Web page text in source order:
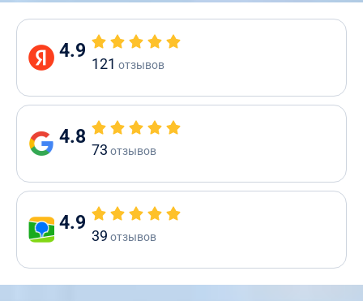
4.9
121 отзывов
4.8
73 отзывов
4.9
39 отзывов